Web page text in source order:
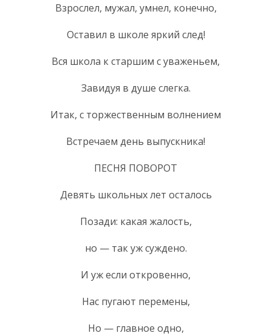
Взрослел, мужал, умнел, конечно,
Оставил в школе яркий след!
Вся школа к старшим с уваженьем,
Завидуя в душе слегка.
Итак, с торжественным волнением
Встречаем день выпускника!
ПЕСНЯ ПОВОРОТ
Девять школьных лет осталось
Позади: какая жалость,
но — так уж суждено.
И уж если откровенно,
Нас пугают перемены,
Но — главное одно,